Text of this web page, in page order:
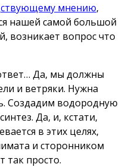
мнению,
нашей самой большой
возникает вопрос что
Да, мы должны
и ветряки. Нужна
Создадим водородную
Да, и, кстати,
в этих целях,
и сторонником
так просто.